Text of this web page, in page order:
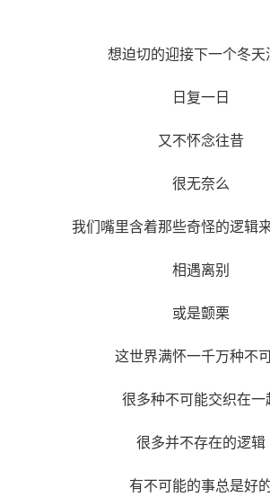
想迫切的迎接下一个冬天
日复一日
又不怀念往昔
很无奈么
我们嘴里含着那些奇怪的逻辑
相遇离别
或是颤栗
这世界满怀一千万种不
很多种不可能交织在一
很多并不存在的逻辑
有不可能的事总是好